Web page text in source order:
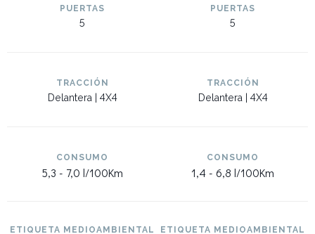
PUERTAS
5
TRACCIÓN
Delantera | 4X4
CONSUMO
5,3 - 7,0 l/100Km
ETIQUETA MEDIOAMBIENTAL
PUERTAS
5
TRACCIÓN
Delantera | 4X4
CONSUMO
1,4 - 6,8 l/100Km
ETIQUETA MEDIOAMBIENTAL